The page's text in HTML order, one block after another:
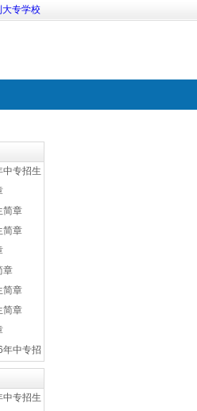
大专学校
中专招生
简章
简章
章
简章
简章
中专招
中专招生